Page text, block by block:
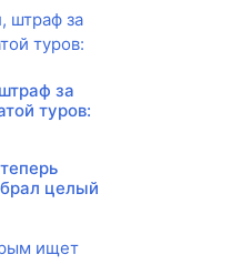
за
туров:
целый